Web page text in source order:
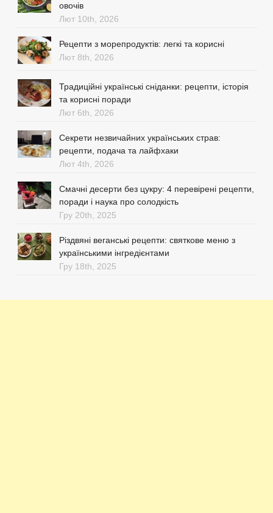
овочів
Лют 10th, 2026
Рецепти з морепродуктів: легкі та корисні
Лют 8th, 2026
Традиційні українські сніданки: рецепти, історія
та корисні поради
Лют 6th, 2026
Секрети незвичайних українських страв:
рецепти, подача та лайфхаки
Лют 4th, 2026
Смачні десерти без цукру: 4 перевірені рецепти,
поради і наука про солодкість
Гру 20th, 2025
Різдвяні веганські рецепти: святкове меню з
українськими інгредієнтами
Гру 18th, 2025